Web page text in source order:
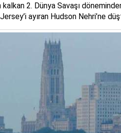
kalkan 2. Dünya Savaşı
ayıran Hudson Nehri’ne